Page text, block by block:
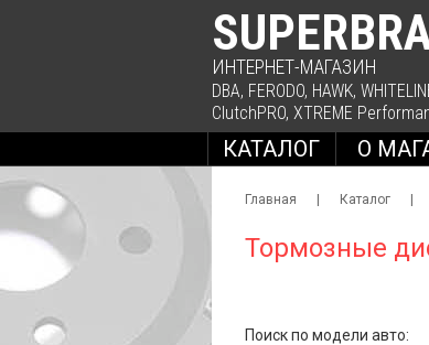
ИНТЕРНЕТ-МАГАЗИН
DBA, FERODO, HAWK,
ClutchPRO, XTREME
КАТАЛОГ О
Главная Каталог
Тормозные
Поиск по модели авто: